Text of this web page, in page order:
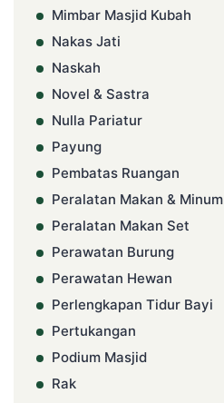
Mimbar Masjid Kubah
Nakas Jati
Naskah
Novel & Sastra
Nulla Pariatur
Payung
Pembatas Ruangan
Peralatan Makan & Minum
Peralatan Makan Set
Perawatan Burung
Perawatan Hewan
Perlengkapan Tidur Bayi
Pertukangan
Podium Masjid
Rak